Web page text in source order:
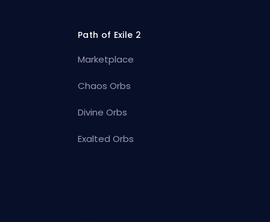
Path of Exile 2
Marketplace
Chaos Orbs
Divine Orbs
Exalted Orbs